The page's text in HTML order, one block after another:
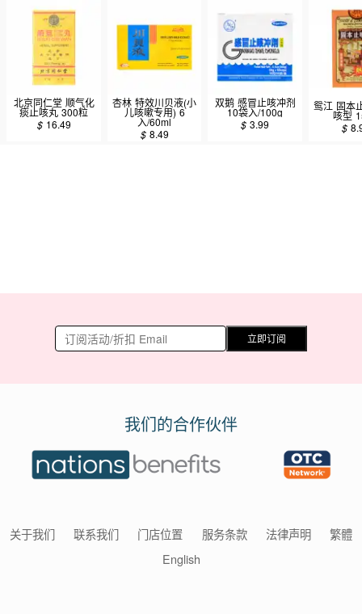
北京同仁堂 顺气化
痰止咳丸 300粒
$ 16.49
杏林 特效川贝液(小
儿咳嗽专用) 6
入/60ml
$ 8.49
双鹅 感冒止咳冲剂
10袋入/100g
$3.99
鸳江 固本
咳型
$
立即订阅
我们的合作伙伴
关于我们 联系我们 门店位置 服务条款 法律声明
繁體
English